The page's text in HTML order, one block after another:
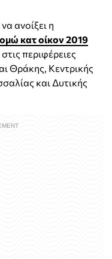
ανοίξει η
κατ οίκον 2019
περιφέρειες
Θράκης, Κεντρικής
και Δυτικής